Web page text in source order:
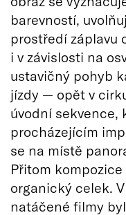
barevností,
prostředí záplavu
i v závislosti na
ustavičný pohyb
jízdy — opět v
úvodní sekvence,
procházejícím
se na místě
Přitom
organický celek.
natáčené filmy